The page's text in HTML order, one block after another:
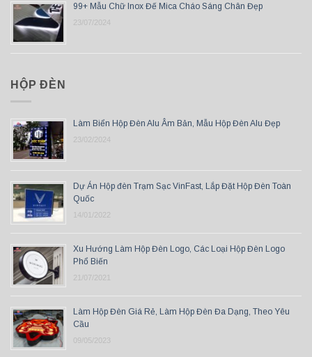
99+ Mẫu Chữ Inox Đế Mica Cháo Sáng Chân Đẹp
23/07/2024
HỘP ĐÈN
Làm Biển Hộp Đèn Alu Âm Bản, Mẫu Hộp Đèn Alu Đẹp
23/02/2024
Dự Án Hộp đèn Trạm Sạc VinFast, Lắp Đặt Hộp Đèn Toàn
Quốc
14/01/2022
Xu Hướng Làm Hộp Đèn Logo, Các Loại Hộp Đèn Logo
Phổ Biến
21/07/2021
Làm Hộp Đèn Giá Rẻ, Làm Hộp Đèn Đa Dạng, Theo Yêu
Cầu
09/05/2023